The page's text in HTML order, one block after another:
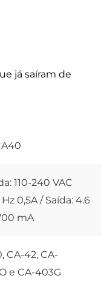
já saíram de
110-240 VAC
0,5A / Saída: 4.6
mA
CA-42, CA-
e CA-403G